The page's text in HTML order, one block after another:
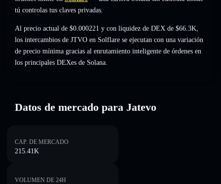
tú controlas tus claves privadas.
Al precio actual de $0.000221 y con liquidez de DEX de $66.3K,
los intercambios de JTVO en Solflare se ejecutan con una variación
de precio mínima gracias al enrutamiento inteligente de órdenes en
los principales DEXes de Solana.
Datos de mercado para Jatevo
CAP. DE MERCADO
215.41K
VOLUMEN DE 24H